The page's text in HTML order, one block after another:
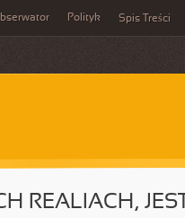
Polityk Spis Treści
REALIACH,